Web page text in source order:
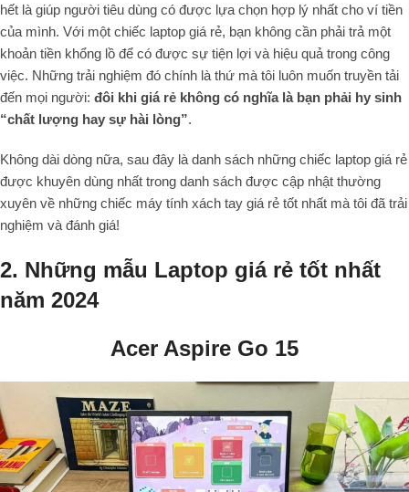
hết là giúp người tiêu dùng có được lựa chọn hợp lý nhất cho ví tiền
của mình. Với một chiếc laptop giá rẻ, bạn không cần phải trả một
khoản tiền khổng lồ để có được sự tiện lợi và hiệu quả trong công
việc. Những trải nghiệm đó chính là thứ mà tôi luôn muốn truyền tải
đến mọi người: đôi khi giá rẻ không có nghĩa là bạn phải hy sinh
“chất lượng hay sự hài lòng”.
Không dài dòng nữa, sau đây là danh sách những chiếc laptop giá rẻ
được khuyên dùng nhất trong danh sách được cập nhật thường
xuyên về những chiếc máy tính xách tay giá rẻ tốt nhất mà tôi đã trải
nghiệm và đánh giá!
2. Những mẫu Laptop giá rẻ tốt nhất
năm 2024
Acer Aspire Go 15